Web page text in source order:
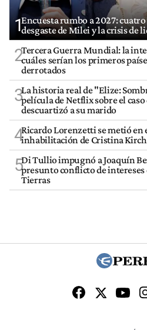
1Encuesta rumbo a 2027:
desgaste de Milei y la crisis de
2Tercera Guerra Mundial: la
cuáles serían los primeros
derrotados
3La historia real de "Elize:
película de Netflix sobre el caso
descuartizó a su marido
4Ricardo Lorenzetti se metió en
inhabilitación de Cristina
5Di Tullio impugnó a Joaquín
presunto conflicto de intereses
Tierras